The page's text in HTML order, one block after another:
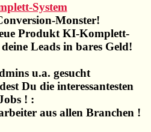
System
Monster!
Produkt KI-Komplett-
Leads in bares Geld!
u.a. gesucht
Du die interessantesten
! :
aus allen Branchen !